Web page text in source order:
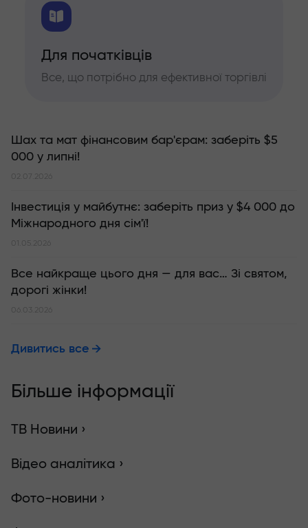
Для початківців
Все, що потрібно для ефективної торгівлі
Шах та мат фінансовим бар'єрам: заберіть $5
000 у липні!
02.07.2026
Інвестиція у майбутнє: заберіть приз у $4 000 до
Міжнародного дня сім'ї!
01.05.2026
Все найкраще цього дня — для вас… Зі святом,
дорогі жінки!
06.03.2026
Дивитись все
Більше інформації
ТВ Новини ›
Відео аналітика ›
Фото-новини ›